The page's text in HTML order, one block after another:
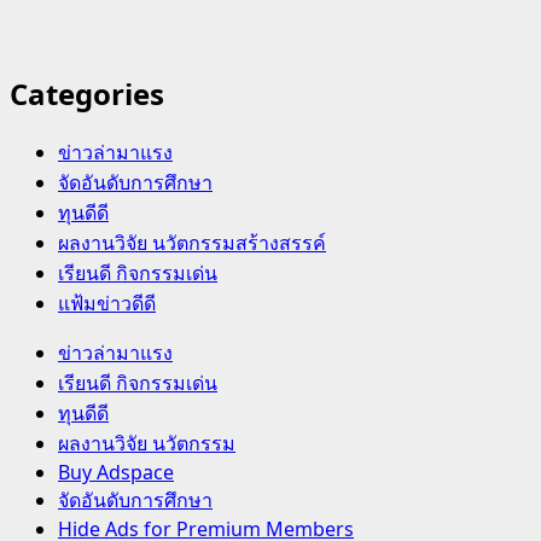
Categories
ข่าวล่ามาแรง
จัดอันดับการศึกษา
ทุนดีดี
ผลงานวิจัย นวัตกรรมสร้างสรรค์
เรียนดี กิจกรรมเด่น
แฟ้มข่าวดีดี
Primary
Menu
ข่าวล่ามาแรง
เรียนดี กิจกรรมเด่น
ทุนดีดี
ผลงานวิจัย นวัตกรรม
Buy Adspace
จัดอันดับการศึกษา
Hide Ads for Premium Members